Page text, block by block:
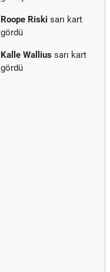
Roope Riski sarı kart
gördü
Kalle Wallius sarı kart
gördü